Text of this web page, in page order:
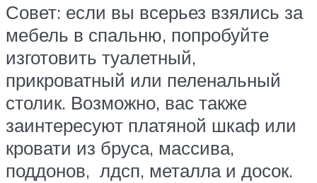
Совет: если вы всерьез взялись за
мебель в спальню, попробуйте
изготовить туалетный,
прикроватный или пеленальный
столик. Возможно, вас также
заинтересуют платяной шкаф или
кровати из бруса, массива,
поддонов, лдсп, металла и досок.